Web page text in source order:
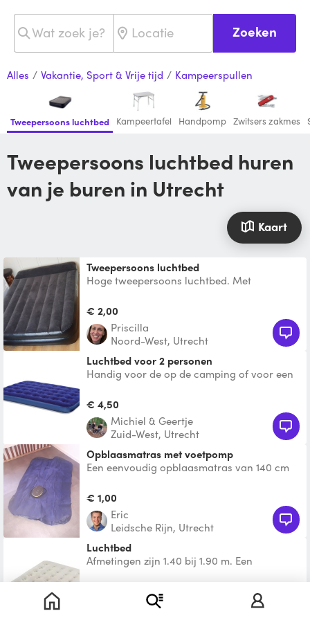
Zoeken
Alles / Vakantie, Sport & Vrije tijd / Kampeerspullen
Tweepersoons luchtbed Kampeertafel Handpomp Zwitsers zakmes
Tweepersoons luchtbed huren
van je buren in Utrecht
Kaart
Tweepersoons luchtbed
Hoge tweepersoons luchtbed. Met
opblaast en ook leeg maakt.
€ 2,00
Priscilla
Noord-West, Utrecht
Luchtbed voor 2 personen
Handig voor de op de camping of voor een
€ 4,50
Michiel & Geertje
Zuid-West, Utrecht
Opblaasmatras met voetpomp
Een eenvoudig opblaasmatras van 140 cm
€ 1,00
Eric
Leidsche Rijn, Utrecht
Luchtbed
Afmetingen zijn 1.40 bij 1.90 m. Een